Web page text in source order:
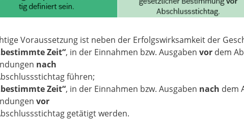
Voraussetzung ist neben der Erfolgswirksamkeit der
Zeit“, in der Einnahmen bzw. Ausgaben vor dem
nach
führen;
Zeit“, in der Einnahmen bzw. Ausgaben nach dem
vor
getätigt werden.